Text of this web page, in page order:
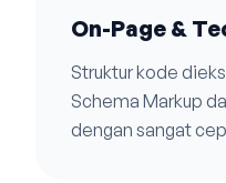
On-Page &
Struktur kode
Schema Markup
dengan sangat